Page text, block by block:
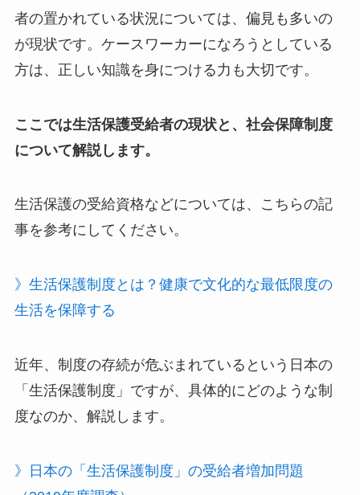
者の置かれている状況については、偏見も多いの
が現状です。ケースワーカーになろうとしている
方は、正しい知識を身につける力も大切です。
ここでは生活保護受給者の現状と、社会保障制度
について解説します。
生活保護の受給資格などについては、こちらの記
事を参考にしてください。
》生活保護制度とは？健康で文化的な最低限度の
生活を保障する
近年、制度の存続が危ぶまれているという日本の
「生活保護制度」ですが、具体的にどのような制
度なのか、解説します。
》日本の「生活保護制度」の受給者増加問題